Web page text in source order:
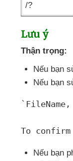
/?
Lưu ý
Thận trọng:
Nếu bạn
Nếu bạn
`FileName ,
To
Nếu bạn